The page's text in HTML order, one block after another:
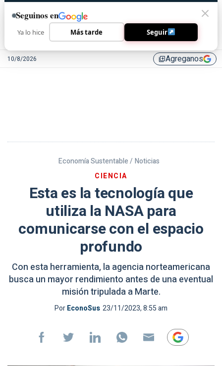
10/8/2026 library_addAgreganos
Economía Sustentable / Noticias
CIENCIA
Esta es la tecnología que
utiliza la NASA para
comunicarse con el espacio
profundo
Con esta herramienta, la agencia norteamericana
busca un mayor rendimiento antes de una eventual
misión tripulada a Marte.
PorEconoSus 23/11/2023, 8:55 am
Seguinos en
Ya lo hice Más tarde Seguir